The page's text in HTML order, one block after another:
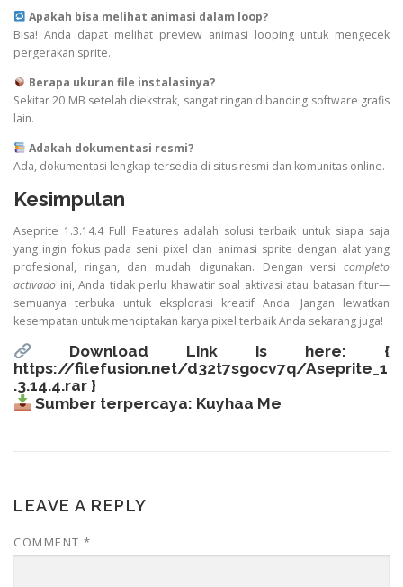
Apakah bisa melihat animasi dalam loop?
Bisa! Anda dapat melihat preview animasi looping untuk mengecek
pergerakan sprite.
Berapa ukuran file instalasinya?
Sekitar 20 MB setelah diekstrak, sangat ringan dibanding software grafis
lain.
Adakah dokumentasi resmi?
Ada, dokumentasi lengkap tersedia di situs resmi dan komunitas online.
Kesimpulan
Aseprite 1.3.14.4 Full Features adalah solusi terbaik untuk siapa saja
yang ingin fokus pada seni pixel dan animasi sprite dengan alat yang
profesional, ringan, dan mudah digunakan. Dengan versi completo
activado ini, Anda tidak perlu khawatir soal aktivasi atau batasan fitur—
semuanya terbuka untuk eksplorasi kreatif Anda. Jangan lewatkan
kesempatan untuk menciptakan karya pixel terbaik Anda sekarang juga!
Download Link is here: {
https://filefusion.net/d32t7sgocv7q/Aseprite_1
.3.14.4.rar }
Sumber terpercaya: Kuyhaa Me
LEAVE A REPLY
COMMENT *